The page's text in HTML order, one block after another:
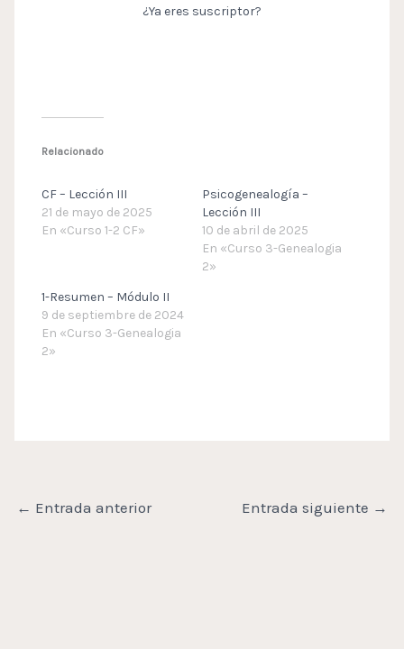
¿Ya eres suscriptor?
Relacionado
CF – Lección III
21 de mayo de 2025
En «Curso 1-2 CF»
Psicogenealogía –
Lección III
10 de abril de 2025
En «Curso 3-Genealogia
2»
1-Resumen – Módulo II
9 de septiembre de 2024
En «Curso 3-Genealogia
2»
← Entrada anterior Entrada siguiente →